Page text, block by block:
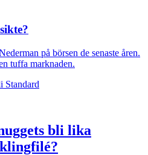
på börsen de senaste åren.
tuffa marknaden.
Standard
bli lika